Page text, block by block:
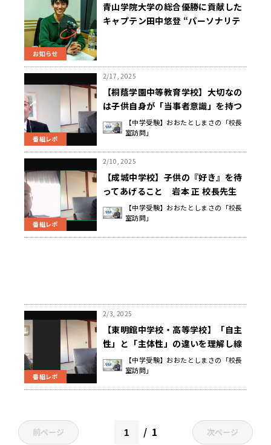
お知らせ
青山学院大学の総合優勝に貢献した
キャプテン田中悠登 “パーソナリテ
ト配信
番組レポ
2/17, 2025
【桐蔭学園中等教育学校】大切なの
は子供自身が「当事者意識」を持つ
こと 玉田 裕之 校長先生
【中学受験】おおたとしまさの「校長
室訪問」
番組レポ
2/10, 2025
【成城中学校】子供の『好き』を待
ってあげること 岩本 正 校長先生
【中学受験】おおたとしまさの「校長
室訪問」
番組レポ
2/3, 2025
【東明館中学校・高等学校】「自主
性」と「主体性」の違いを理解し線
引きすることで育つ力 神野 元基 校
長先生
【中学受験】おおたとしまさの「校長
室訪問」
前ページ 1 次ページ